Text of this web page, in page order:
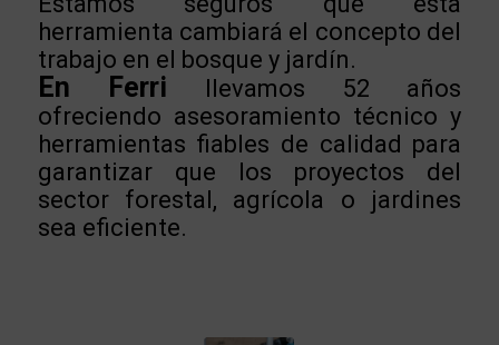
herramienta cambiará el concepto del
trabajo en el bosque y jardín.
En Ferri llevamos 52 años
ofreciendo asesoramiento técnico y
herramientas fiables de calidad para
garantizar que los proyectos del
sector forestal, agrícola o jardines
sea eficiente.